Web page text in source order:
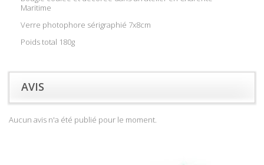
Maritime
Verre photophore sérigraphié 7x8cm
Poids total 180g
AVIS
Aucun avis n'a été publié pour le moment.